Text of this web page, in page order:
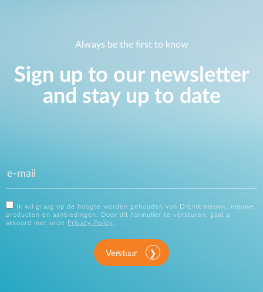
Always be the first to know
Sign up to our newsletter
and stay up to date
Ik wil graag op de hoogte worden gehouden van D-Link nieuws, nieuwe
producten en aanbiedingen. Door dit formulier te versturen, gaat u
akkoord met onze
Privacy Policy
Verstuur